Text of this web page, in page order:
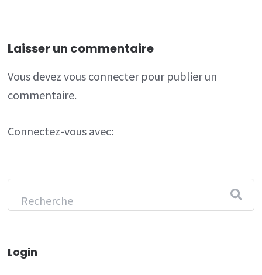
Laisser un commentaire
Vous devezvous connecterpour publier un
commentaire.
Connectez-vous avec:
Login